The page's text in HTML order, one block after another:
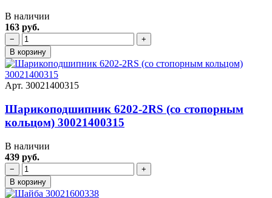
В наличии
163 руб.
−
+
В корзину
Арт. 30021400315
Шарикоподшипник 6202-2RS (со стопорным
кольцом) 30021400315
В наличии
439 руб.
−
+
В корзину